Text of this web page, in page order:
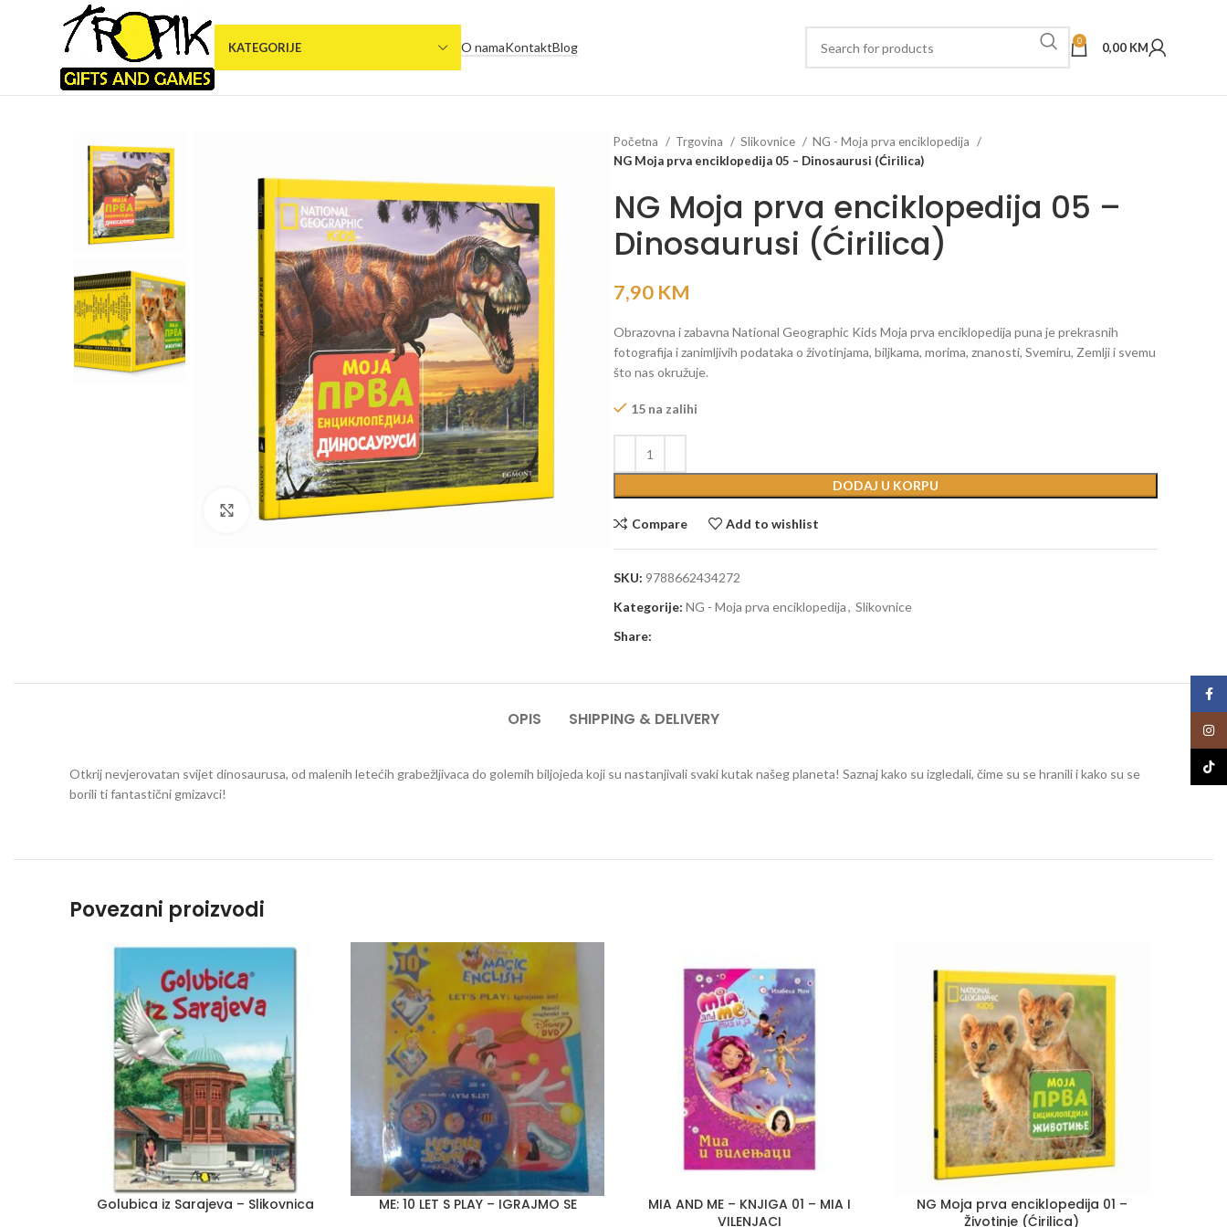
KATEGORIJE O namaKontaktBlog 0 0,00 KM
Click to enlarge
Početna Trgovina Slikovnice
NG - Moja prva enciklopedija
NG Moja prva enciklopedija 05 – Dinosaurusi (Ćirilica)
NG Moja prva enciklopedija 05 –
Dinosaurusi (Ćirilica)
7,90 KM
Obrazovna i zabavna National Geographic Kids Moja prva enciklopedija puna je prekrasnih
fotografija i zanimljivih podataka o životinjama, biljkama, morima, znanosti, Svemiru, Zemlji i svemu
što nas okružuje.
15 na zalihi
DODAJ U KORPU
Compare Add to wishlist
SKU: 9788662434272
Kategorije: NG - Moja prva enciklopedija, Slikovnice
Share:
OPIS SHIPPING & DELIVERY
Otkrij nevjerovatan svijet dinosaurusa, od malenih letećih grabežljivaca do golemih biljojeda koji su nastanjivali svaki kutak našeg planeta! Saznaj kako su izgledali, čime su se hranili i kako su se
borili ti fantastični gmizavci!
Povezani proizvodi
Golubica iz Sarajeva – Slikovnica ME: 10 LET S PLAY – IGRAJMO SE
MIA AND ME – KNJIGA 01 – MIA I
VILENJACI
NG Moja prva enciklopedija 01 –
Životinje (Ćirilica)